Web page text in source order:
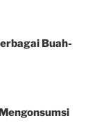
Buah-